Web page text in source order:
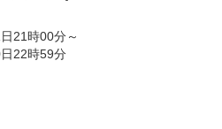
21時00分～
22時59分